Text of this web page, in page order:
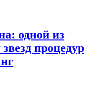
одной из
процедур